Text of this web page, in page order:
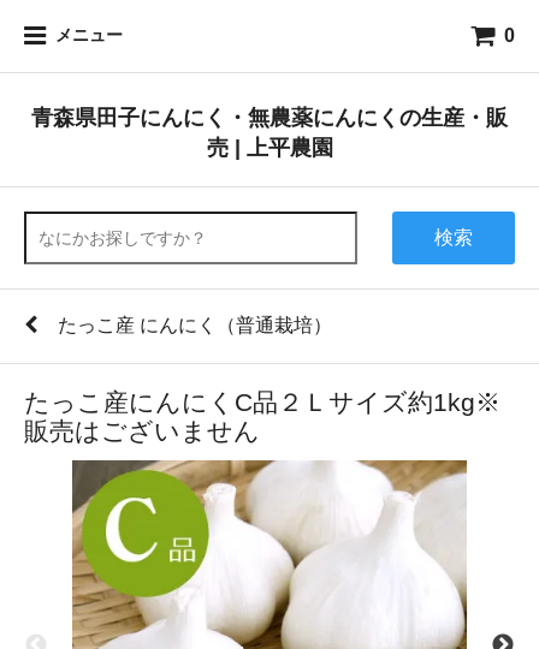
メニュー 0
青森県田子にんにく・無農薬にんにくの生産・販
売 | 上平農園
検索
たっこ産 にんにく（普通栽培）
たっこ産にんにくC品２Ｌサイズ約1kg※
販売はございません